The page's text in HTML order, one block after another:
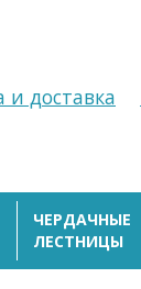
и доставка
ЧЕРДАЧНЫЕ
ЛЕСТНИЦЫ